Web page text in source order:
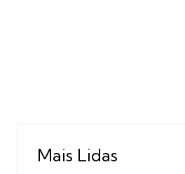
Mais Lidas